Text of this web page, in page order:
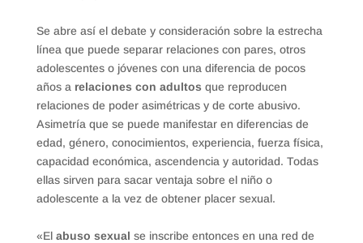
Se abre así el debate y consideración sobre la estrecha
línea que puede separar relaciones con pares, otros
adolescentes o jóvenes con una diferencia de pocos
años a relaciones con adultos que reproducen
relaciones de poder asimétricas y de corte abusivo.
Asimetría que se puede manifestar en diferencias de
edad, género, conocimientos, experiencia, fuerza física,
capacidad económica, ascendencia y autoridad. Todas
ellas sirven para sacar ventaja sobre el niño o
adolescente a la vez de obtener placer sexual.
«El abuso sexual se inscribe entonces en una red de